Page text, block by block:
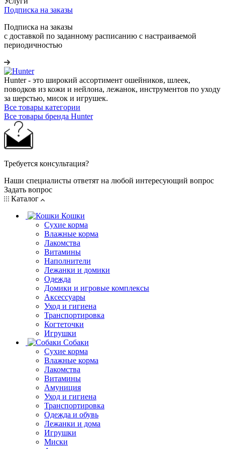
Подписка на заказы
Подписка на заказы
с доставкой по заданному расписанию с настраиваемой
периодичностью
Hunter - это широкий ассортимент ошейников, шлеек,
поводков из кожи и нейлона, лежанок, инструментов по уходу
за шерстью, мисок и игрушек.
Все товары категории
Все товары бренда Hunter
Требуется консультация?
Наши специалисты ответят на любой интересующий вопрос
Задать вопрос
Каталог
Кошки
Сухие корма
Влажные корма
Лакомства
Витамины
Наполнители
Лежанки и домики
Одежда
Домики и игровые комплексы
Аксессуары
Уход и гигиена
Транспортировка
Когтеточки
Игрушки
Собаки
Сухие корма
Влажные корма
Лакомства
Витамины
Амуниция
Уход и гигиена
Транспортировка
Одежда и обувь
Лежанки и дома
Игрушки
Миски